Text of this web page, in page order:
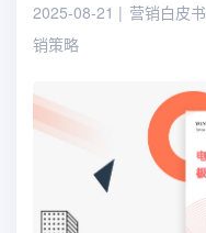
2025-08-21 营销白皮书
销策略